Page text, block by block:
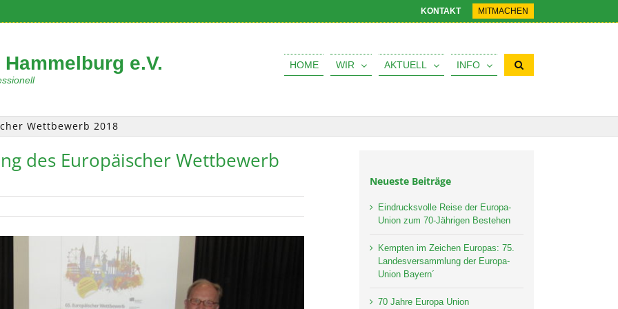
KONTAKT MITMACHEN
e.V. HOME WIR AKTUELL INFO
Wettbewerb 2018
des Europäischer Wettbewerb
Neueste Beiträge
Eindrucksvolle Reise der Europa-
Union zum 70-Jährigen Bestehen
Kempten im Zeichen Europas: 75.
Landesversammlung der Europa-
Union Bayern´
70 Jahre Europa Union